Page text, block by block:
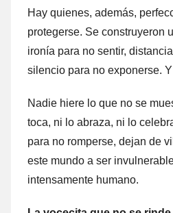
Hay quienes, además,
protegerse. Se construyeron
ironía para no sentir,
silencio para no exponerse.
Nadie hiere lo que no se
toca, ni lo abraza, ni lo
para no romperse, dejan de
este mundo a ser
intensamente humano.